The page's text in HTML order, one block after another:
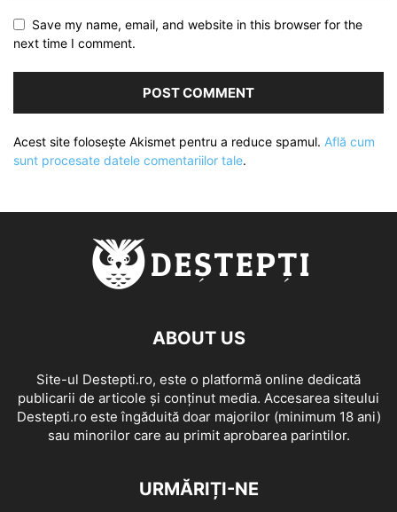
Save my name, email, and website in this browser for the
next time I comment.
Acest site folosește Akismet pentru a reduce spamul. Află cum
sunt procesate datele comentariilor tale.
ABOUT US
Site-ul Destepti.ro, este o platformă online dedicată
publicarii de articole și conținut media. Accesarea siteului
Destepti.ro este îngăduită doar majorilor (minimum 18 ani)
sau minorilor care au primit aprobarea parintilor.
URMĂRIȚI-NE